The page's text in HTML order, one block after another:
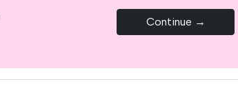
Continue →